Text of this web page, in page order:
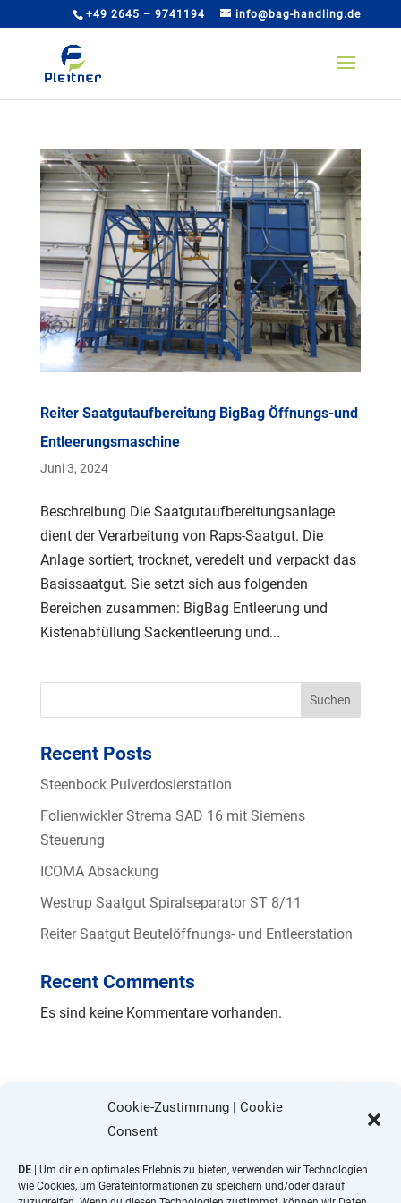
Cookie-Zustimmung | Cookie
Consent
DE | Um dir ein optimales Erlebnis zu bieten, verwenden wir Technologien
wie Cookies, um Geräteinformationen zu speichern und/oder darauf
+49 2645 – 9741194 info@bag-handling.de
Reiter Saatgutaufbereitung BigBag Öffnungs-und
Entleerungsmaschine
Juni 3, 2024
Beschreibung Die Saatgutaufbereitungsanlage
dient der Verarbeitung von Raps-Saatgut. Die
Anlage sortiert, trocknet, veredelt und verpackt das
Basissaatgut. Sie setzt sich aus folgenden
Bereichen zusammen: BigBag Entleerung und
Kistenabfüllung Sackentleerung und...
Suchen
Recent Posts
Steenbock Pulverdosierstation
Folienwickler Strema SAD 16 mit Siemens
Steuerung
ICOMA Absackung
Westrup Saatgut Spiralseparator ST 8/11
Reiter Saatgut Beutelöffnungs- und Entleerstation
Recent Comments
Es sind keine Kommentare vorhanden.